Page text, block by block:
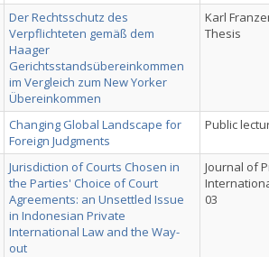
Der Rechtsschutz des
Verpflichteten gemäß dem
Haager
Gerichtsstandsübereinkommen
im Vergleich zum New Yorker
Übereinkommen
Karl
Thesis
Changing Global Landscape for
Foreign Judgments
Public
Jurisdiction of Courts Chosen in
the Parties' Choice of Court
Agreements: an Unsettled Issue
in Indonesian Private
International Law and the Way-
out
Journal of
03